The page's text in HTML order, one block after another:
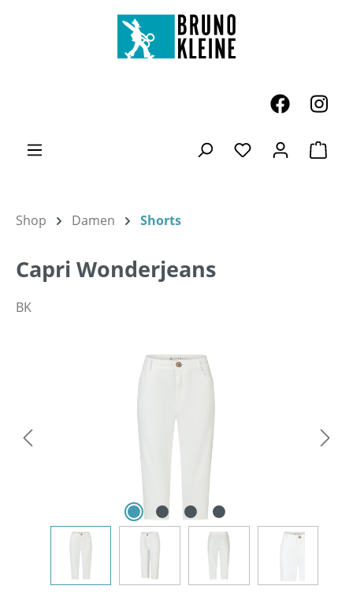
Zum Hauptinhalt springen
Du hast 0
Shop Damen Shorts
Capri Wonderjeans
BK
Bildergalerie überspringen